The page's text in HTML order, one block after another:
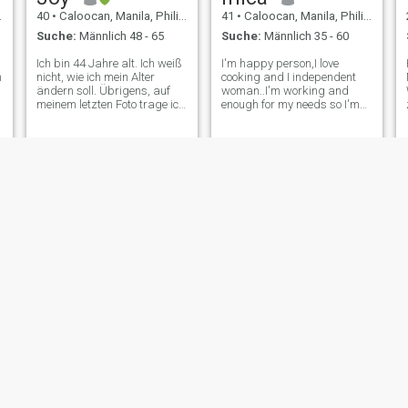
40 • Caloocan, Manila, Philippinen
Suche: Männlich 48 - 65
Ich bin 44 Jahre alt. Ich weiß
nicht, wie ich mein Alter
ändern soll. Übrigens, auf
meinem letzten Foto trage ich
41 • Caloocan, Manila, Philippinen
Suche: Männlich 35 - 60
I'm happy person,I love
cooking and I independent
woman..I'm working and
enough for my needs so I'm